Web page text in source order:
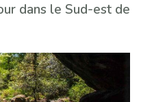
dans le Sud-est de